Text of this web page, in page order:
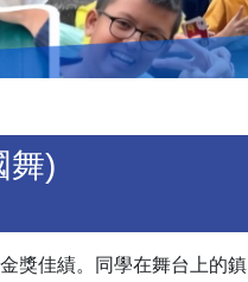
舞)
獎佳績。同學在舞台上的鎮